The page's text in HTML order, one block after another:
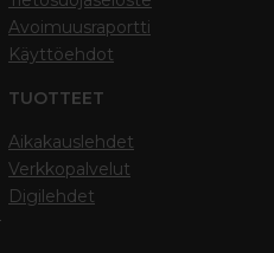
Avoimuusraportti
Käyttöehdot
TUOTTEET
Aikakauslehdet
Verkkopalvelut
Digilehdet